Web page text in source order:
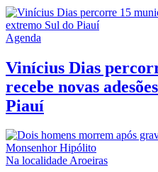
Agenda
Vinícius Dias
recebe novas
Piauí
Na localidade Aroeiras